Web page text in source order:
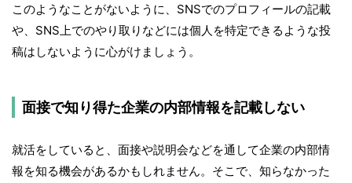
このようなことがないように、SNSでのプロフィールの記載
や、SNS上でのやり取りなどには個人を特定できるような投
稿はしないように心がけましょう。
面接で知り得た企業の内部情報を記載しない
就活をしていると、面接や説明会などを通して企業の内部情
報を知る機会があるかもしれません。そこで、知らなかった